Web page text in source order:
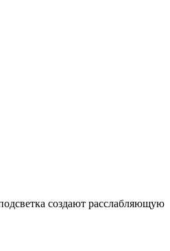
создают расслабляющую